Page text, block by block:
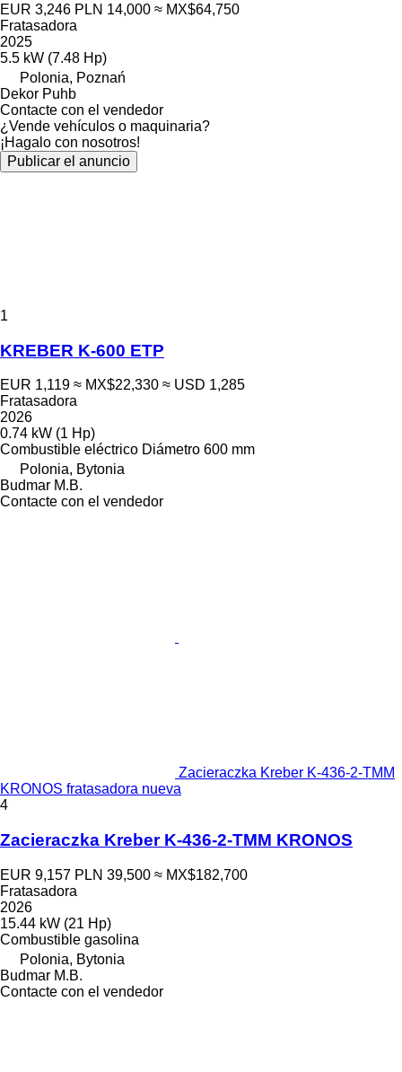
EUR 3,246 PLN 14,000 ≈ MX$64,750
Fratasadora
2025
5.5 kW (7.48 Hp)
Polonia, Poznań
Dekor Puhb
Contacte con el vendedor
¿Vende vehículos o maquinaria?
¡Hagalo con nosotros!
Publicar el anuncio
1
KREBER K-600 ETP
EUR 1,119 ≈ MX$22,330 ≈ USD 1,285
Fratasadora
2026
0.74 kW (1 Hp)
Combustible eléctrico Diámetro 600 mm
Polonia, Bytonia
Budmar M.B.
Contacte con el vendedor
Zacieraczka Kreber K-436-2-TMM
KRONOS fratasadora nueva
4
Zacieraczka Kreber K-436-2-TMM KRONOS
EUR 9,157 PLN 39,500 ≈ MX$182,700
Fratasadora
2026
15.44 kW (21 Hp)
Combustible gasolina
Polonia, Bytonia
Budmar M.B.
Contacte con el vendedor